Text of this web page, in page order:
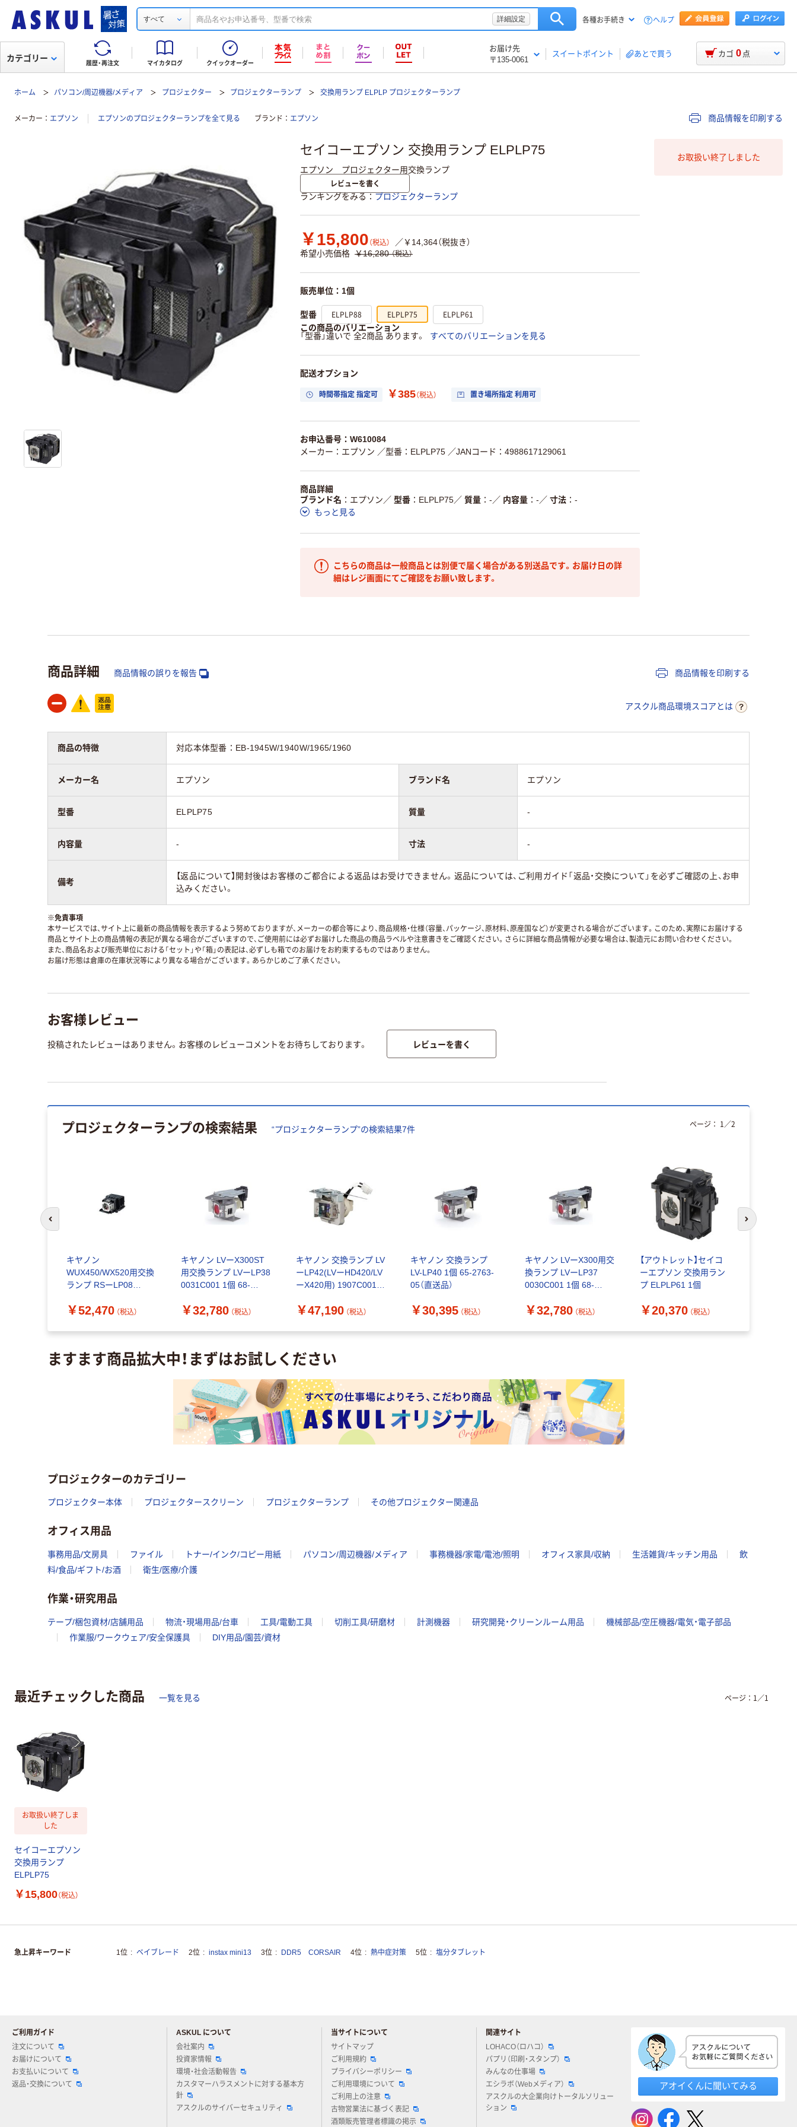
すべて 詳細設定 各種お手続き ヘルプ
履歴・再注文 マイカタログ クイックオーダー
お届け先
〒135-0061
スイートポイント あとで買う
カテゴリー カゴ 0 点
ホーム パソコン/周辺機器/メディア プロジェクター プロジェクターランプ 交換用ランプ ELPLP プロジェクターランプ
メーカー エプソン エプソンのプロジェクターランプを全て見る ブランド エプソン 商品情報を印刷する
セイコーエプソン 交換用ランプ ELPLP75
エプソン プロジェクター用交換ランプ
レビューを書く
ランキングをみる プロジェクターランプ
￥15,800 （税込）
／￥14,364（税抜き）
希望小売価格 ￥16,280 （税込）
販売単位：1個
型番 ELPLP88 ELPLP75 ELPLP61
この商品のバリエーション
「型番」違いで 全2商品 あります。
すべてのバリエーションを見る
配送オプション
時間帯指定 指定可 ￥385（税込） 置き場所指定 利用可
お申込番号：W610084
メーカー：エプソン ／型番：ELPLP75 ／JANコード：4988617129061
商品詳細
ブランド名
エプソン ／ 型番 ELPLP75／ 質量 - ／ 内容量 - ／ 寸法
-
もっと見る
こちらの商品は一般商品とは別便で届く場合がある別送品です。お届け日の詳
細はレジ画面にてご確認をお願い致します。
お取扱い終了しました
商品詳細 商品情報の誤りを報告 商品情報を印刷する
アスクル商品環境スコアとは
商品の特徴 対応本体型番：EB-1945W/1940W/1965/1960
メーカー名 エプソン ブランド名 エプソン
型番 ELPLP75 質量 -
内容量 - 寸法 -
備考
【返品について】開封後はお客様のご都合による返品はお受けできません。返品については、ご利用ガイド「返品・交換について」を必ずご確認の上、お申
込みください。
※免責事項
本サービスでは、サイト上に最新の商品情報を表示するよう努めておりますが、メーカーの都合等により、商品規格・仕様（容量、パッケージ、原材料、原産国など）が変更される場合がございます。このため、実際にお届けする
商品とサイト上の商品情報の表記が異なる場合がございますので、ご使用前には必ずお届けした商品の商品ラベルや注意書きをご確認ください。さらに詳細な商品情報が必要な場合は、製造元にお問い合わせください。
また、商品名および販売単位における「セット」や「箱」の表記は、必ずしも箱でのお届けをお約束するものではありません。
お届け形態は倉庫の在庫状況等により異なる場合がございます。あらかじめご了承ください。
お客様レビュー
投稿されたレビューはありません。お客様のレビューコメントをお待ちしております。 レビューを書く
プロジェクターランプの検索結果 “プロジェクターランプ”の検索結果7件
キヤノン
WUX450/WX520用交換
ランプ RSーLP08
96（直送品）
￥52,470 （税込）
キヤノン LVーX300ST
用交換ランプ LVーLP38
0031C001 1個 68-
￥32,780 （税込）
キヤノン 交換ランプ LV
ーLP42(LVーHD420/LV
ーX420用) 1907C001 1
￥47,190 （税込）
キヤノン 交換ランプ
LV-LP40 1個 65-2763-
05（直送品）
￥30,395 （税込）
キヤノン LVーX300用交
換ランプ LVーLP37
0030C001 1個 68-
￥32,780 （税込）
【アウトレット】セイコ
ーエプソン 交換用ラン
プ ELPLP61 1個
￥20,370 （税込）
ページ： 1 ／2
前のスライドへ 次のスライド
ますます商品拡大中！まずはお試しください
プロジェクターのカテゴリー
プロジェクター本体 プロジェクタースクリーン プロジェクターランプ その他プロジェクター関連品
オフィス用品
事務用品/文房具 ファイル トナー/インク/コピー用紙 パソコン/周辺機器/メディア 事務機器/家電/電池/照明 オフィス家具/収納 生活雑貨/キッチン用品
飲
料/食品/ギフト/お酒
衛生/医療/介護
作業・研究用品
テープ/梱包資材/店舗用品 物流・現場用品/台車 工具/電動工具 切削工具/研磨材 計測機器 研究開発・クリーンルーム用品
機械部品/空圧機器/電気・電子部品
作業服/ワークウェア/安全保護具
DIY用品/園芸/資材
最近チェックした商品 一覧を見る
お取扱い終了しま
した
セイコーエプソン
交換用ランプ
ELPLP75
￥ 15,800（税込）
ページ： 1 ／1
急上昇キーワード 1位 ベイブレード 2位 instax mini13 3位 DDR5 CORSAIR 4位 熱中症対策 5位 塩分タブレット
ご利用ガイド
注文について
お届けについて
お支払いについて
返品・交換について
ASKUL について
会社案内
投資家情報
環境・社会活動報告
カスタマーハラスメントに対する基本方
針
アスクルのサイバーセキュリティ
当サイトについて
サイトマップ
ご利用規約
プライバシーポリシー
ご利用環境について
ご利用上の注意
古物営業法に基づく表記
酒類販売管理者標識の掲示
関連サイト
LOHACO（ロハコ）
パプリ（印刷・スタンプ）
みんなの仕事場
エシラボ（Webメディア）
アスクルの大企業向けトータルソリュー
ション
アスクルについてお気軽にご質問ください
アオイくんに聞いてみる